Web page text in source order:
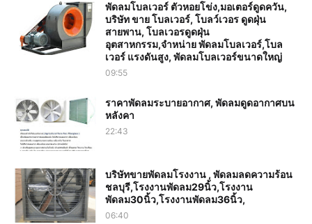
พัดลมโบลเวอร์ ตัวหอยโข่ง,มอเตอร์ดูดควัน,
บริษัท ขาย โบลเวอร์, โบลว์เวอร ดูดฝุ่น
สายพาน, โบลเวอรดูดฝุ่น
อุตสาหกรรม,จำหน่าย พัดลมโบลเวอร์,โบล
เวอร์ แรงดันสูง, พัดลมโบลเวอร์ขนาดใหญ่
09:55
ราคาพัดลมระบายอากาศ, พัดลมดูดอากาศบน
หลังคา
22:43
บริษัทขายพัดลมโรงงาน , พัดลมลดความร้อน
ชลบุรี,โรงงานพัดลม29นิ้ว,โรงงาน
พัดลม30นิ้ว,โรงงานพัดลม36นิ้ว,
06:40